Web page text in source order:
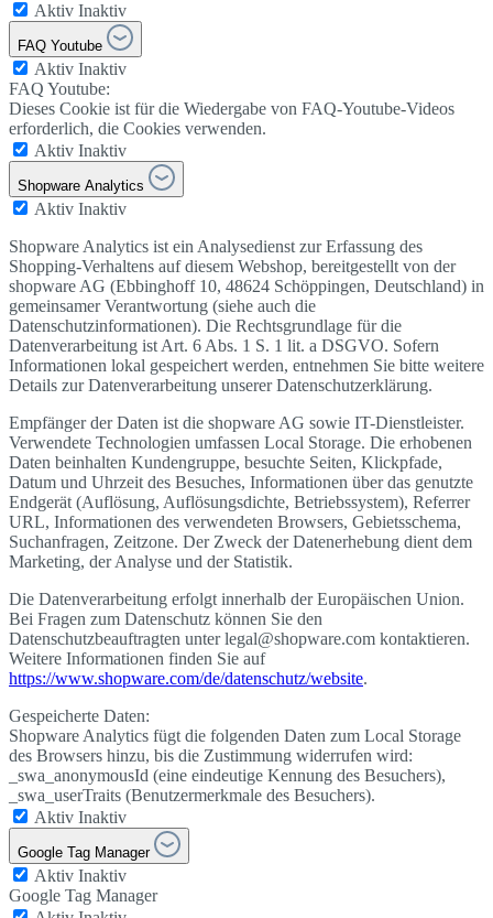
Aktiv Inaktiv
FAQ Youtube
Aktiv Inaktiv
FAQ Youtube:
Dieses Cookie ist für die Wiedergabe von FAQ-Youtube-Videos
erforderlich, die Cookies verwenden.
Aktiv Inaktiv
Shopware Analytics
Aktiv Inaktiv
Shopware Analytics ist ein Analysedienst zur Erfassung des
Shopping-Verhaltens auf diesem Webshop, bereitgestellt von der
shopware AG (Ebbinghoff 10, 48624 Schöppingen, Deutschland) in
gemeinsamer Verantwortung (siehe auch die
Datenschutzinformationen). Die Rechtsgrundlage für die
Datenverarbeitung ist Art. 6 Abs. 1 S. 1 lit. a DSGVO. Sofern
Informationen lokal gespeichert werden, entnehmen Sie bitte weitere
Details zur Datenverarbeitung unserer Datenschutzerklärung.
Empfänger der Daten ist die shopware AG sowie IT-Dienstleister.
Verwendete Technologien umfassen Local Storage. Die erhobenen
Daten beinhalten Kundengruppe, besuchte Seiten, Klickpfade,
Datum und Uhrzeit des Besuches, Informationen über das genutzte
Endgerät (Auflösung, Auflösungsdichte, Betriebssystem), Referrer
URL, Informationen des verwendeten Browsers, Gebietsschema,
Suchanfragen, Zeitzone. Der Zweck der Datenerhebung dient dem
Marketing, der Analyse und der Statistik.
Die Datenverarbeitung erfolgt innerhalb der Europäischen Union.
Bei Fragen zum Datenschutz können Sie den
Datenschutzbeauftragten unter legal@shopware.com kontaktieren.
Weitere Informationen finden Sie auf
https://www.shopware.com/de/datenschutz/website.
Gespeicherte Daten:
Shopware Analytics fügt die folgenden Daten zum Local Storage
des Browsers hinzu, bis die Zustimmung widerrufen wird:
_swa_anonymousId (eine eindeutige Kennung des Besuchers),
_swa_userTraits (Benutzermerkmale des Besuchers).
Aktiv Inaktiv
Google Tag Manager
Aktiv Inaktiv
Google Tag Manager